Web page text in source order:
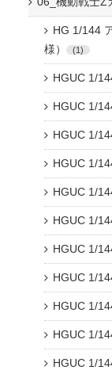
HG 1/144
様）
1
HGUC 1/
HGUC 1/
HGUC 1/
HGUC 1/
HGUC 1/
HGUC 1/
HGUC 1/
HGUC 1/
HGUC 1/
HGUC 1/
HGUC 1/